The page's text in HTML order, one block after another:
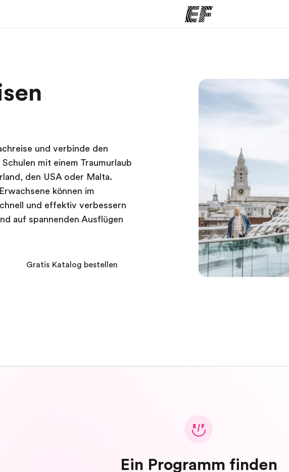
Alle Programme ansehen Büros in der Nähe
und verbinde den
mit einem Traumurlaub
den USA oder Malta.
können im
und effektiv verbessern
auf spannenden Ausflügen
Gratis Katalog bestellen
Ein Programm finden